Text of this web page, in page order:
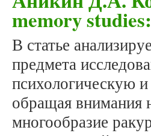
memory
В статье
предмета
психологическую
обращая внимания
многообразие